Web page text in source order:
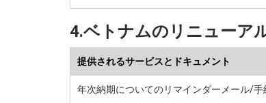
4.ベトナムのリニューア
提供されるサービスとドキュメント
年次納期についてのリマインダーメール/手